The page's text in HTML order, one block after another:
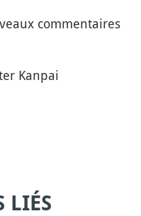
commentaires
Kanpai
LIÉS